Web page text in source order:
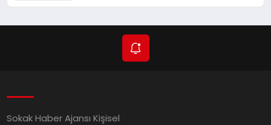
Sokak Haber Ajansı Kişisel